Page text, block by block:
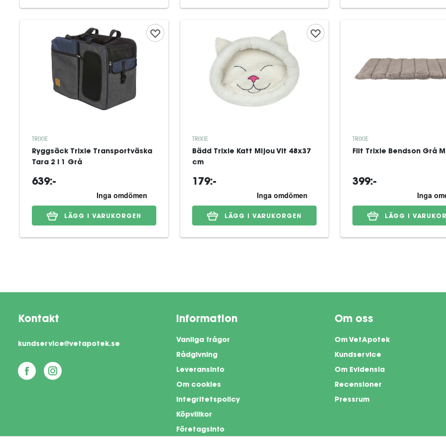
TRIXIE
Ryggsäck Trixie Transportväska
Tara 2 i 1 Grå
639:-
LÄGG I VARUKORGEN
TRIXIE
Bädd Trixie Katt Mijou Vit 48x37
cm
179:-
LÄGG I VARUKORGEN
TRIXIE
Filt Trixie Bendson Grå M
399:-
LÄGG I
Kontakt
kundservice@vetapotek.se
Information
Vanliga frågor
Rådgivning
Leveransinfo
Om cookies
Integritetspolicy
Köpvillkor
Företagsinfo
Om oss
Om VetApotek
Kundservice
Om Evidensia
Recensioner
Pressrum